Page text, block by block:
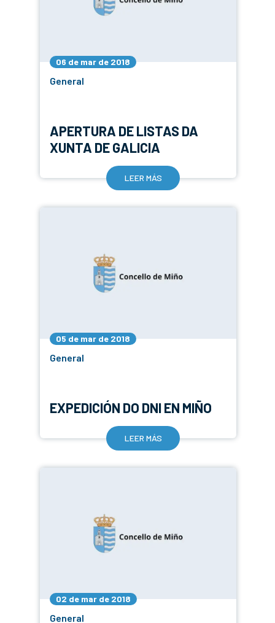
06 de mar de 2018
General
APERTURA DE LISTAS DA
XUNTA DE GALICIA
LEER MÁS
05 de mar de 2018
General
EXPEDICIÓN DO DNI EN MIÑO
LEER MÁS
02 de mar de 2018
General